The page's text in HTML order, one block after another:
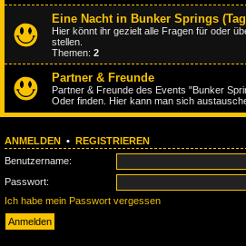
Eine Nacht in Bunker Springs
Hier könnt ihr gezielt alle Fragen für oder
stellen.
Themen: 2
Partner & Freunde
Partner & Freunde des Events "Bunker
Oder finden. Hier kann man sich
ANMELDEN • REGISTRIEREN
Benutzername:
Passwort:
Ich habe mein Passwort vergessen